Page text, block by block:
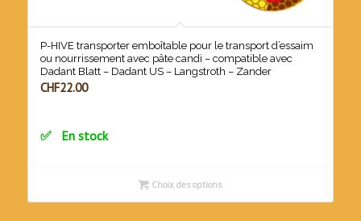
P-HIVE transporter emboîtable pour le transport d’essaim
ou nourrissement avec pâte candi – compatible avec
Dadant Blatt – Dadant US – Langstroth – Zander
CHF22.00
En stock
Choix des options